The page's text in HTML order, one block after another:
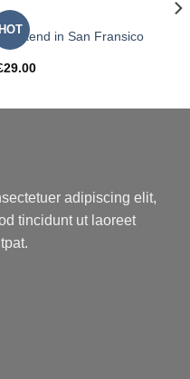
HOT
Weekend in San Fransico
29.00
adipiscing elit,
tincidunt ut laoreet